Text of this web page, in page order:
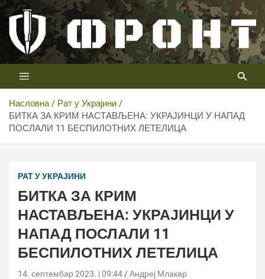
Скип
цонтент
Телевизија ФРОНТ
Први војни канал у Србији
Насловна
Рат у Украјини
БИТКА ЗА КРИМ НАСТАВЉЕНА: УКРАЈИНЦИ У НАПАД
ПОСЛАЛИ 11 БЕСПИЛОТНИХ ЛЕТЕЛИЦА
РАТ У УКРАЈИНИ
БИТКА ЗА КРИМ
НАСТАВЉЕНА: УКРАЈИНЦИ У
НАПАД ПОСЛАЛИ 11
БЕСПИЛОТНИХ ЛЕТЕЛИЦА
14. септембар 2023. | 09:44 Андреј Млакар